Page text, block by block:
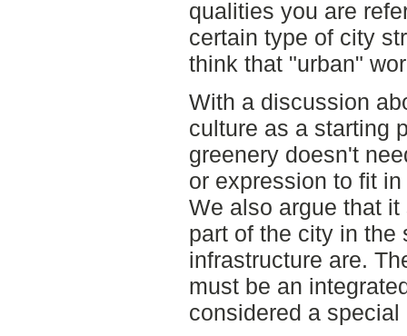
qualities you are
certain type of city
think that "urban"
With a discussion
culture as a starting
greenery doesn't
or expression to fit
We also argue that
part of the city in the
infrastructure are.
must be an
considered a special